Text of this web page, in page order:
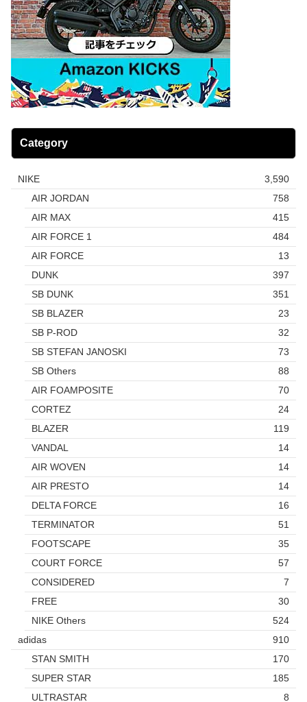
Category
NIKE
3,590
AIR JORDAN
758
AIR MAX
415
AIR FORCE 1
484
AIR FORCE
13
DUNK
397
SB DUNK
351
SB BLAZER
23
SB P-ROD
32
SB STEFAN JANOSKI
73
SB Others
88
AIR FOAMPOSITE
70
CORTEZ
24
BLAZER
119
VANDAL
14
AIR WOVEN
14
AIR PRESTO
14
DELTA FORCE
16
TERMINATOR
51
FOOTSCAPE
35
COURT FORCE
57
CONSIDERED
7
FREE
30
NIKE Others
524
adidas
910
STAN SMITH
170
SUPER STAR
185
ULTRASTAR
8